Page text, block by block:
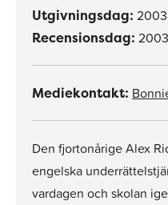
Utgivningsdag:
Recensionsdag:
Mediekontakt:
Den fjortonårige Alex
engelska
vardagen och skolan